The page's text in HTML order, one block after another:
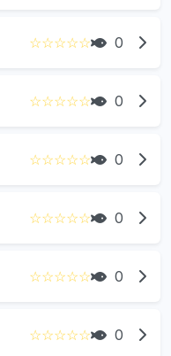
☆☆☆☆☆ 0
☆☆☆☆☆ 0
☆☆☆☆☆ 0
☆☆☆☆☆ 0
☆☆☆☆☆ 0
☆☆☆☆☆ 0